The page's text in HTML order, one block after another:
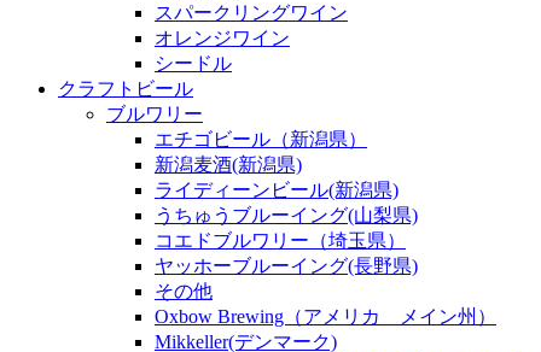
スパークリングワイン
オレンジワイン
シードル
クラフトビール
ブルワリー
エチゴビール（新潟県）
新潟麦酒(新潟県)
ライディーンビール(新潟県)
うちゅうブルーイング(山梨県)
コエドブルワリー（埼玉県）
ヤッホーブルーイング(長野県)
その他
Oxbow Brewing（アメリカ メイン州）
Mikkeller(デンマーク)